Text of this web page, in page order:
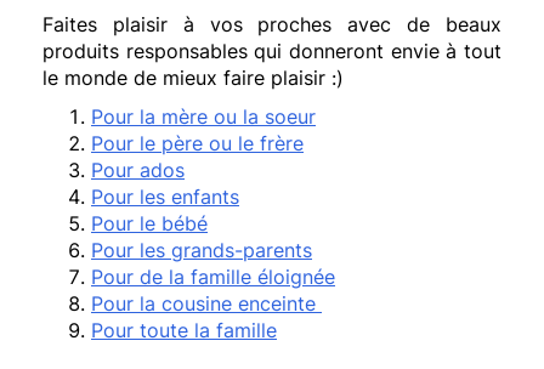
Faites plaisir à vos proches avec de beaux
produits responsables qui donneront envie à tout
le monde de mieux faire plaisir :)
Pour la mère ou la soeur
Pour le père ou le frère
Pour ados
Pour les enfants
Pour le bébé
Pour les grands-parents
Pour de la famille éloignée
Pour la cousine enceinte
Pour toute la famille